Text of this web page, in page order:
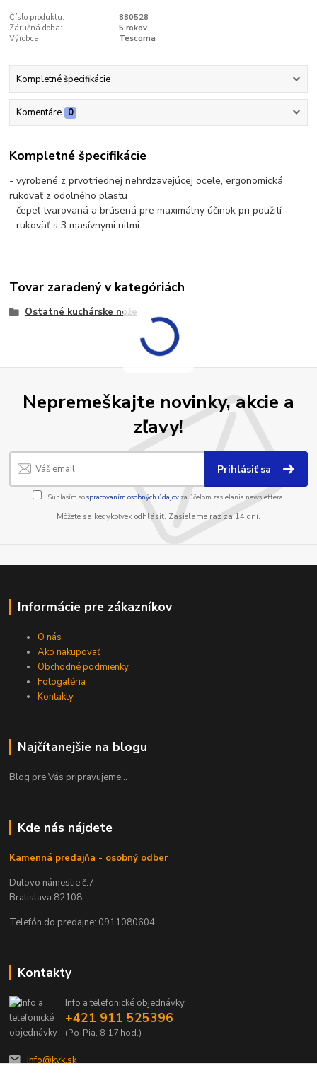
Číslo produktu:
880528
Záručná doba:
5 rokov
Výrobca:
Tescoma
Kompletné špecifikácie
Komentáre 0
Kompletné špecifikácie
- vyrobené z prvotriednej nehrdzavejúcej ocele, ergonomická
rukoväť z odolného plastu
- čepeľ tvarovaná a brúsená pre maximálny účinok pri použití
- rukoväť s 3 masívnymi nitmi
Tovar zaradený v kategóriách
Ostatné kuchárske nože
Nepremeškajte novinky, akcie a
zľavy!
Prihlásiť sa
Súhlasím sospracovaním osobných údajov za účelom zasielania newslettera.
Môžete sa kedykoľvek odhlásiť. Zasielame raz za 14 dní.
Informácie pre zákazníkov
O nás
Ako nakupovať
Obchodné podmienky
Fotogaléria
Kontakty
Najčítanejšie na blogu
Blog pre Vás pripravujeme...
Kde nás nájdete
Kamenná predajňa - osobný odber
Dulovo námestie č.7
Bratislava 82108
Telefón do predajne: 0911080604
Kontakty
Info a telefonické objednávky
+421 911 525396
(Po-Pia, 8-17 hod.)
info@kvk.sk